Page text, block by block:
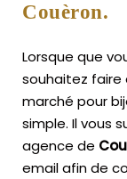
Couèron.
Lorsque que
souhaitez faire
marché pour
simple. Il vous
agence de
email afin de